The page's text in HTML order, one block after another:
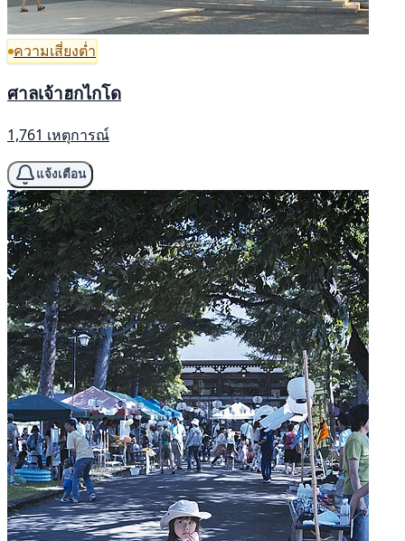
ความเสี่ยงต่ำ
ศาลเจ้าฮกไกโด
1,761 เหตุการณ์
แจ้งเตือน